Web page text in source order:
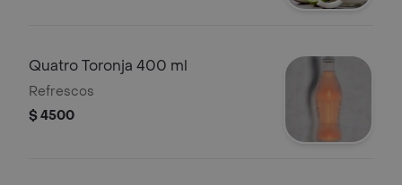
Quatro Toronja 400 ml
Refrescos
$ 4500